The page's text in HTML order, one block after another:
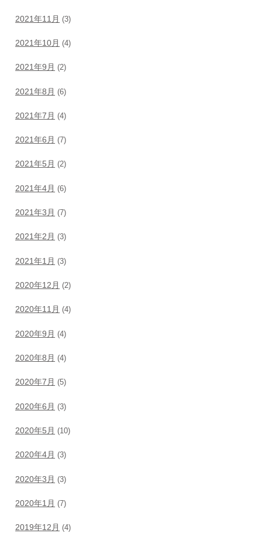
2021年11月 (3)
2021年10月 (4)
2021年9月 (2)
2021年8月 (6)
2021年7月 (4)
2021年6月 (7)
2021年5月 (2)
2021年4月 (6)
2021年3月 (7)
2021年2月 (3)
2021年1月 (3)
2020年12月 (2)
2020年11月 (4)
2020年9月 (4)
2020年8月 (4)
2020年7月 (5)
2020年6月 (3)
2020年5月 (10)
2020年4月 (3)
2020年3月 (3)
2020年1月 (7)
2019年12月 (4)